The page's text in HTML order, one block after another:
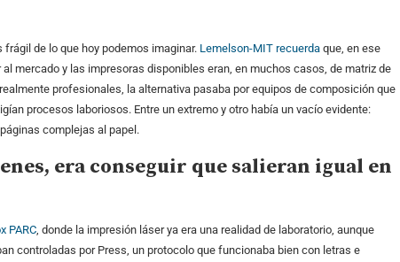
de lo que hoy podemos imaginar. Lemelson-MIT recuerda que, en ese
mercado y las impresoras disponibles eran, en muchos casos, de matriz de
profesionales, la alternativa pasaba por equipos de composición que
procesos laboriosos. Entre un extremo y otro había un vacío evidente:
complejas al papel.
era conseguir que salieran igual en
PARC , donde la impresión láser ya era una realidad de laboratorio, aunque
controladas por Press, un protocolo que funcionaba bien con letras e